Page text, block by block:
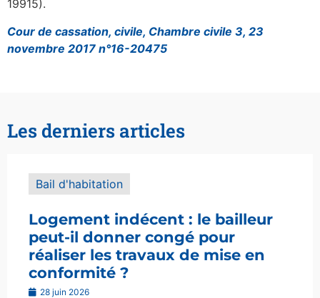
19915).
Cour de cassation, civile, Chambre civile 3, 23
novembre 2017 n°16-20475
Les derniers articles
Bail d'habitation
Logement indécent : le bailleur
peut-il donner congé pour
réaliser les travaux de mise en
conformité ?
28 juin 2026